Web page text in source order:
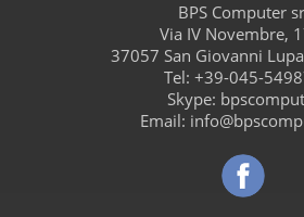
BPS Computer
Via IV Novembre,
37057 San Giovanni
Tel: +39-045-
Skype:
Email: